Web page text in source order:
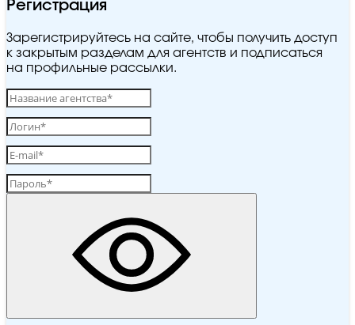
Регистрация
Зарегистрируйтесь на сайте, чтобы получить доступ
к закрытым разделам для агентств и подписаться
на профильные рассылки.